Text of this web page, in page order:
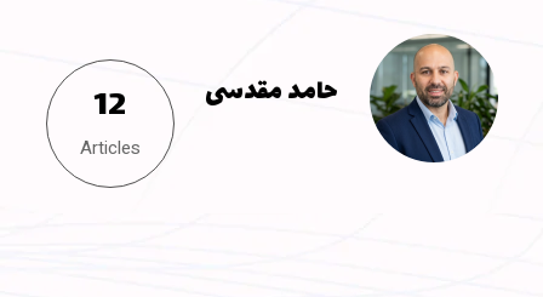
حامد مقدسی 12
Articles